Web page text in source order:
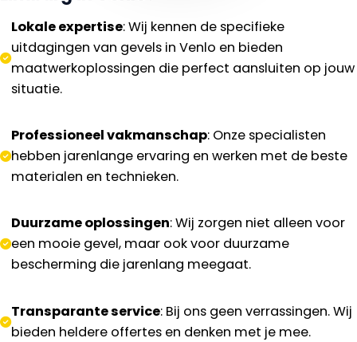
Lokale expertise: Wij kennen de specifieke
uitdagingen van gevels in Venlo en bieden
maatwerkoplossingen die perfect aansluiten op jouw
situatie.
Professioneel vakmanschap: Onze specialisten
hebben jarenlange ervaring en werken met de beste
materialen en technieken.
Duurzame oplossingen: Wij zorgen niet alleen voor
een mooie gevel, maar ook voor duurzame
bescherming die jarenlang meegaat.
Transparante service: Bij ons geen verrassingen. Wij
bieden heldere offertes en denken met je mee.